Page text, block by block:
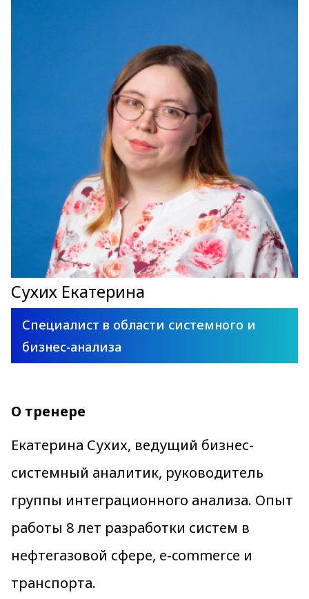
Сухих Екатерина
Специалист в области системного и
бизнес-анализа
О тренере
Екатерина Сухих, ведущий бизнес-
системный аналитик, руководитель
группы интеграционного анализа. Опыт
работы 8 лет разработки систем в
нефтегазовой сфере, e-commerce и
транспорта.